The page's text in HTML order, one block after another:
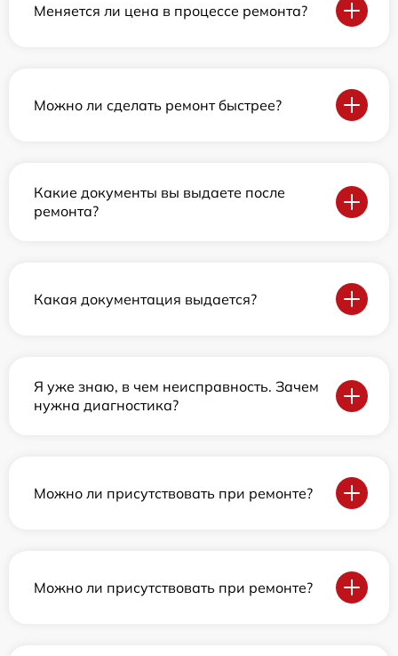
Меняется ли цена в процессе ремонта?
Можно ли сделать ремонт быстрее?
Какие документы вы выдаете после
ремонта?
Какая документация выдается?
Я уже знаю, в чем неисправность. Зачем
нужна диагностика?
Можно ли присутствовать при ремонте?
Можно ли присутствовать при ремонте?